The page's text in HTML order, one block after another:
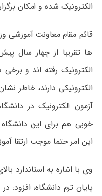
الکترونیک شده و امکان
قائم مقام معاونت آموزشی
ها تقریبا از چهار سال
الکترونیکی دارند، خاطر
آزمون الکترونیک در
خوبی هم برای این
این امر حتما موجب ارتقا
وی با اشاره به استاندارد